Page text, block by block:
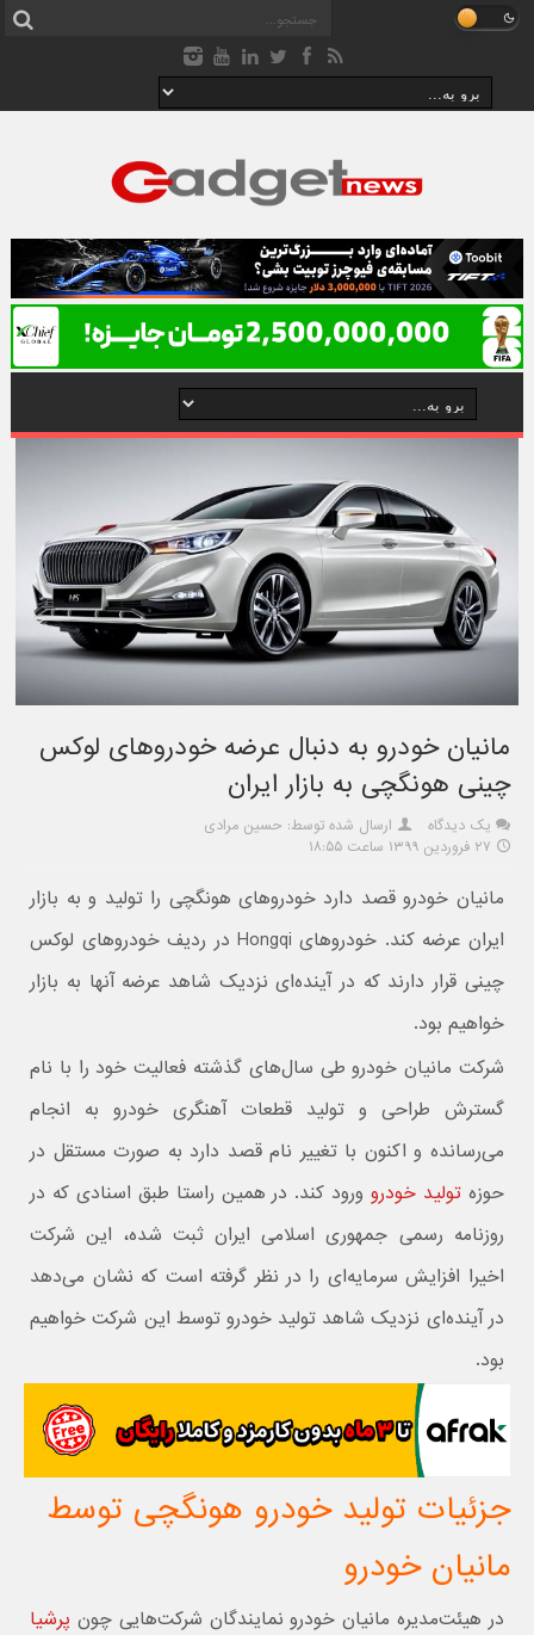
مانیان خودرو به دنبال عرضه خودروهای لوکس
چینی هونگچی به بازار ایران
یک دیدگاه
ارسال شده توسط: حسین مرادی
۲۷ فروردین ۱۳۹۹ ساعت ۱۸:۵۵
مانیان خودرو قصد دارد خودروهای هونگچی را تولید و به بازار
ایران عرضه کند. خودروهای Hongqi در ردیف خودروهای لوکس
چینی قرار دارند که در آینده‌ای نزدیک شاهد عرضه آنها به بازار
خواهیم بود.
شرکت مانیان خودرو طی سال‌های گذشته فعالیت خود را با نام
گسترش طراحی و تولید قطعات آهنگری خودرو به انجام
می‌رسانده و اکنون با تغییر نام قصد دارد به صورت مستقل در
حوزهتولید خودروورود کند. در همین راستا طبق اسنادی که در
روزنامه رسمی جمهوری اسلامی ایران ثبت شده، این شرکت
اخیرا افزایش سرمایه‌ای را در نظر گرفته است که نشان می‌دهد
در آینده‌ای نزدیک شاهد تولید خودرو توسط این شرکت خواهیم
بود.
جزئیات تولید خودرو هونگچی توسط
مانیان خودرو
در هیئت‌مدیره مانیان خودرو نمایندگان شرکت‌هایی چون پرشیا